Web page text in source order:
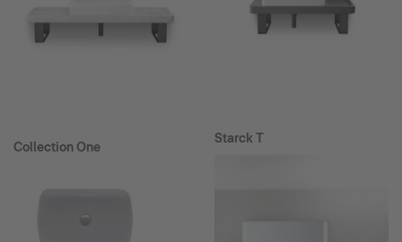
Collection One
Starck T